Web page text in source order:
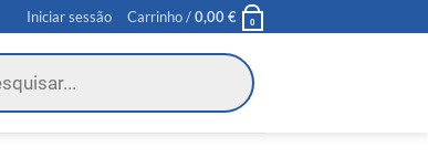
Iniciar sessão Carrinho /0,00€ 0